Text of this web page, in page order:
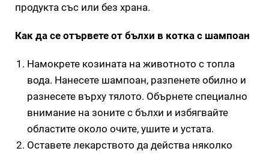
продукта със или без храна.
Как да се отървете от бълхи в котка с шампоан
Намокрете козината на животното с топла
вода. Нанесете шампоан, разпенете обилно и
разнесете върху тялото. Обърнете специално
внимание на зоните с бълхи и избягвайте
областите около очите, ушите и устата.
Оставете лекарството да действа няколко